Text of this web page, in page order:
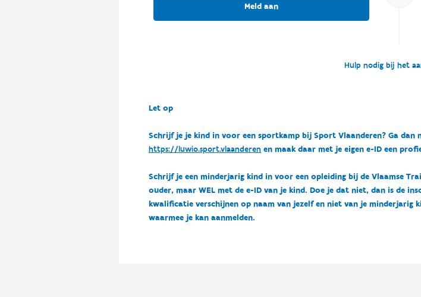
Meld aan
Hulp nodig bij het
Let op
Schrijf je je kind in voor een sportkamp bij Sport Vlaanderen? Ga
https://luwio.sport.vlaanderenen maak daar met je eigen e-ID een
Schrijf je een minderjarig kind in voor een opleiding bij de Vlaamse
ouder, maar WEL met de e-ID van je kind. Doe je dat niet, dan is de
kwalificatie verschijnen op naam van jezelf en niet van je minderjarig
waarmee je kan aanmelden.